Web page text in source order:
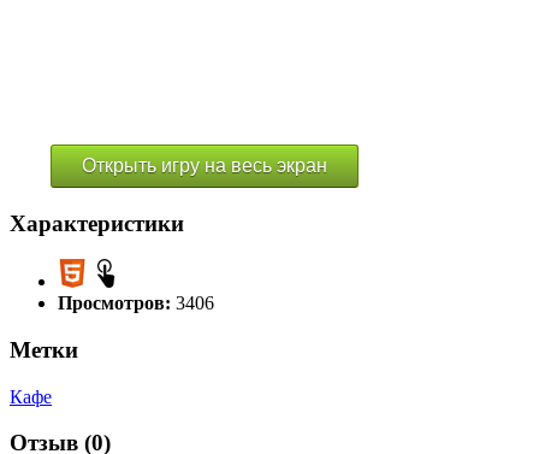
Открыть игру на весь экран
Характеристики
Просмотров: 3406
Метки
Кафе
Отзыв (0)